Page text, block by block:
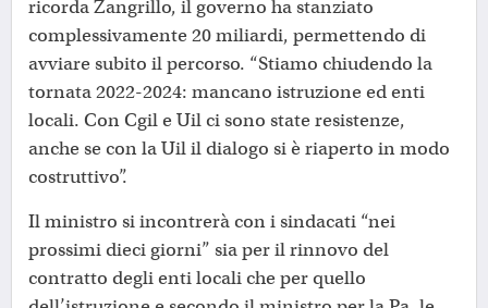
ricorda Zangrillo, il governo ha stanziato
complessivamente 20 miliardi, permettendo di
avviare subito il percorso. “Stiamo chiudendo la
tornata 2022-2024: mancano istruzione ed enti
locali. Con Cgil e Uil ci sono state resistenze,
anche se con la Uil il dialogo si è riaperto in modo
costruttivo”.
Il ministro si incontrerà con i sindacati “nei
prossimi dieci giorni” sia per il rinnovo del
contratto degli enti locali che per quello